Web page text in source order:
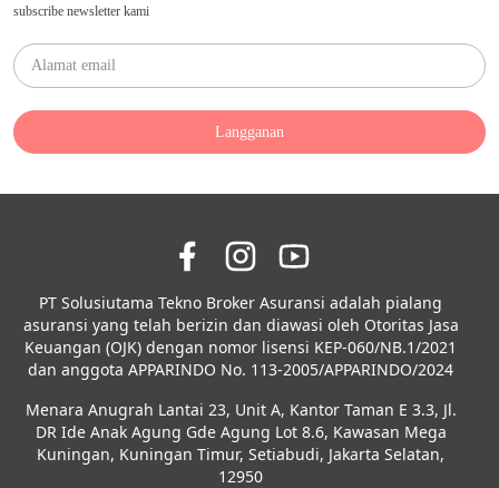
subscribe newsletter kami
Langganan
PT Solusiutama Tekno Broker Asuransi adalah pialang
asuransi yang telah berizin dan diawasi oleh Otoritas Jasa
Keuangan (OJK) dengan nomor lisensi KEP-060/NB.1/2021
dan anggota APPARINDO No. 113-2005/APPARINDO/2024
Menara Anugrah Lantai 23, Unit A, Kantor Taman E 3.3, Jl.
DR Ide Anak Agung Gde Agung Lot 8.6, Kawasan Mega
Kuningan, Kuningan Timur, Setiabudi, Jakarta Selatan,
12950